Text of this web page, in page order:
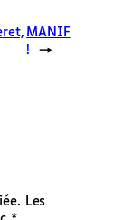
MANIF
!
→
Les